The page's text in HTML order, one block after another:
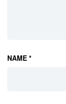
NAME *